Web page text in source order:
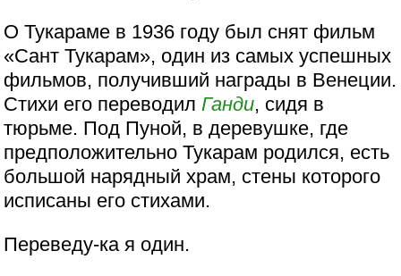
О Тукараме в 1936 году был снят фильм
«Сант Тукарам», один из самых успешных
фильмов, получивший награды в Венеции.
Стихи его переводил Ганди, сидя в
тюрьме. Под Пуной, в деревушке, где
предположительно Тукарам родился, есть
большой нарядный храм, стены которого
исписаны его стихами.
Переведу-ка я один.